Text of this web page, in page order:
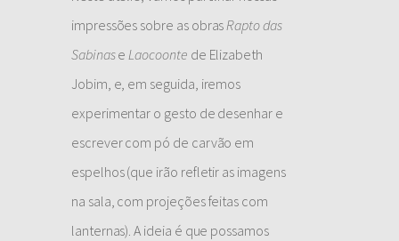
impressões sobre as obrasRapto das
SabinaseLaocoonte de Elizabeth
Jobim, e, em seguida, iremos
experimentar o gesto de desenhar e
escrever com pó de carvão em
espelhos (que irão refletir as imagens
na sala, com projeções feitas com
lanternas). A ideia é que possamos